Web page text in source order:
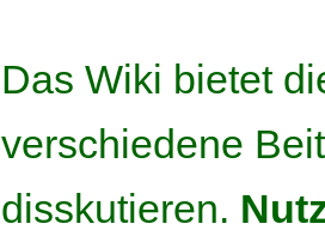
Das Wiki bietet
verschiedene
disskutieren.